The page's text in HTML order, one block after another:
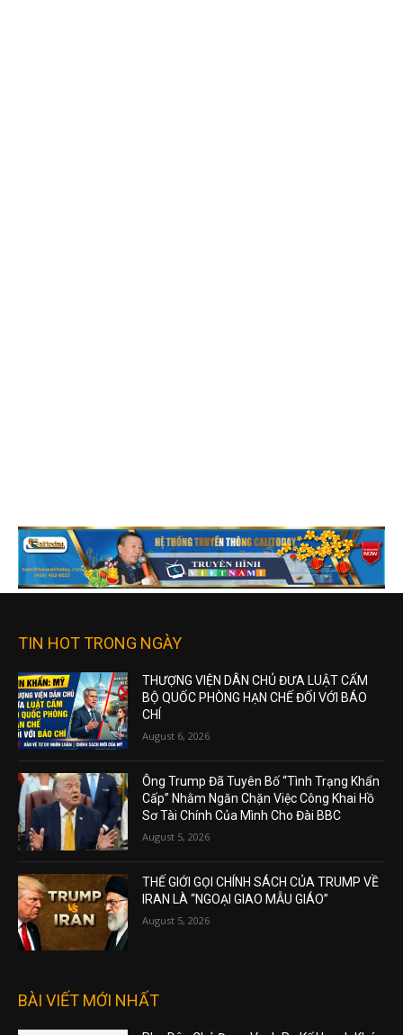
TIN HOT TRONG NGÀY
THƯỢNG VIỆN DÂN CHỦ ĐƯA LUẬT CẤM
BỘ QUỐC PHÒNG HẠN CHẾ ĐỐI VỚI BÁO
CHÍ
August 6, 2026
Ông Trump Đã Tuyên Bố “Tình Trạng Khẩn
Cấp” Nhằm Ngăn Chặn Việc Công Khai Hồ
Sơ Tài Chính Của Mình Cho Đài BBC
August 5, 2026
THẾ GIỚI GỌI CHÍNH SÁCH CỦA TRUMP VỀ
IRAN LÀ “NGOẠI GIAO MẪU GIÁO”
August 5, 2026
BÀI VIẾT MỚI NHẤT